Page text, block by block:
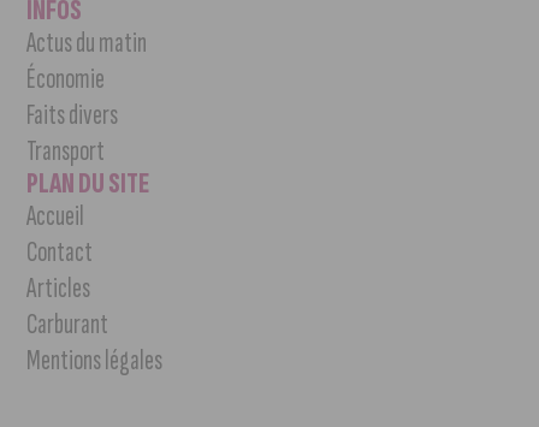
INFOS
Actus du matin
Économie
Faits divers
Transport
PLAN DU SITE
Accueil
Contact
Articles
Carburant
Mentions légales